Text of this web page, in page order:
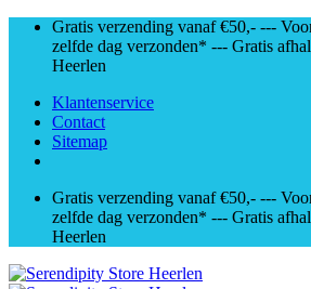
Skip
content
Gratis verzending vanaf €50,- ---
zelfde dag verzonden* --- Gratis
Heerlen
Klantenservice
Contact
Sitemap
Gratis verzending vanaf €50,- ---
zelfde dag verzonden* --- Gratis
Heerlen